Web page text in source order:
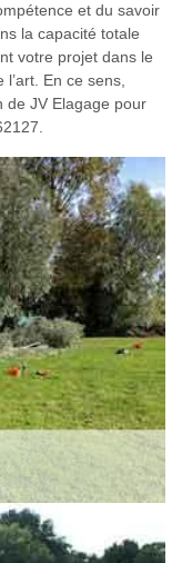
et du savoir
la capacité totale
votre projet dans le
En ce sens,
de JV Elagage pour